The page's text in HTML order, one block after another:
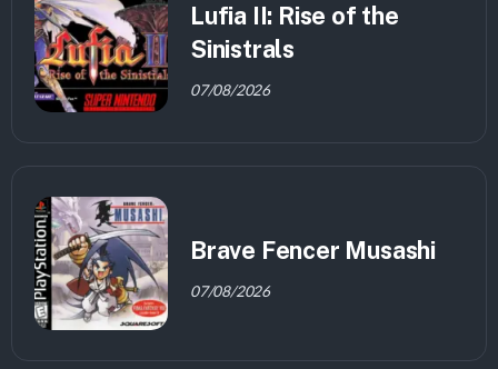
Lufia II: Rise of the
Sinistrals
07/08/2026
Brave Fencer Musashi
07/08/2026